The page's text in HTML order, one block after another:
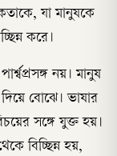
যা মানুষকে
করে।
নয়। মানুষ
বোঝে। ভাষার
সঙ্গে যুক্ত হয়।
বিচ্ছিন্ন হয়,